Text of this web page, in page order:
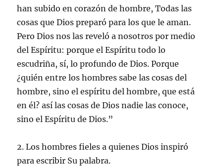
han subido en corazón de hombre, Todas las
cosas que Dios preparó para los que le aman.
Pero Dios nos las reveló a nosotros por medio
del Espíritu: porque el Espíritu todo lo
escudriña, sí, lo profundo de Dios. Porque
¿quién entre los hombres sabe las cosas del
hombre, sino el espíritu del hombre, que está
en él? así las cosas de Dios nadie las conoce,
sino el Espíritu de Dios.”
2. Los hombres fieles a quienes Dios inspiró
para escribir Su palabra.